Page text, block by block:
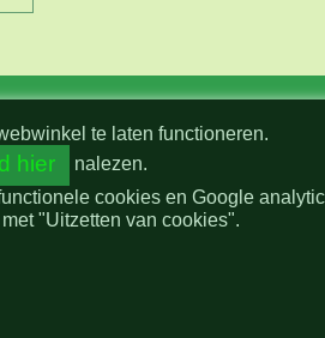
te laten functioneren.
hier
nalezen.
cookies en Google
"Uitzetten van cookies".